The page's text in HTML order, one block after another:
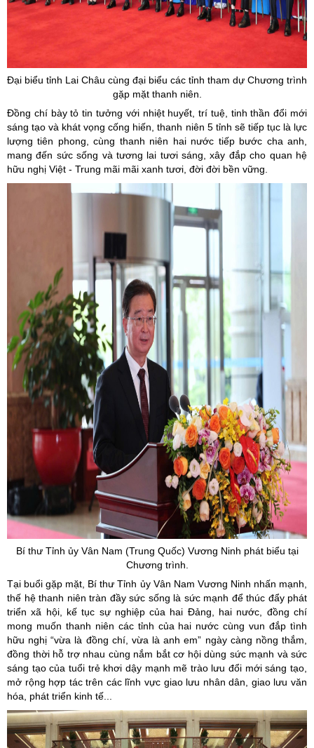
Đại biểu tỉnh Lai Châu cùng đại biểu các tỉnh tham dự Chương trình
gặp mặt thanh niên.
Đồng chí bày tỏ tin tưởng với nhiệt huyết, trí tuệ, tinh thần đổi mới
sáng tạo và khát vọng cống hiến, thanh niên 5 tỉnh sẽ tiếp tục là lực
lượng tiên phong, cùng thanh niên hai nước tiếp bước cha anh,
mang đến sức sống và tương lai tươi sáng, xây đắp cho quan hệ
hữu nghị Việt - Trung mãi mãi xanh tươi, đời đời bền vững.
Bí thư Tỉnh ủy Vân Nam (Trung Quốc) Vương Ninh phát biểu tại
Chương trình.
Tại buổi gặp mặt, Bí thư Tỉnh ủy Vân Nam Vương Ninh nhấn mạnh,
thế hệ thanh niên tràn đầy sức sống là sức mạnh để thúc đẩy phát
triển xã hội, kế tục sự nghiệp của hai Đảng, hai nước, đồng chí
mong muốn thanh niên các tỉnh của hai nước cùng vun đắp tình
hữu nghị “vừa là đồng chí, vừa là anh em” ngày càng nồng thắm,
đồng thời hỗ trợ nhau cùng nắm bắt cơ hội dùng sức mạnh và sức
sáng tạo của tuổi trẻ khơi dậy mạnh mẽ trào lưu đổi mới sáng tạo,
mở rộng hợp tác trên các lĩnh vực giao lưu nhân dân, giao lưu văn
hóa, phát triển kinh tế...